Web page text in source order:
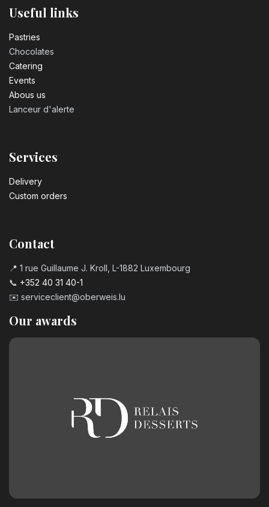
Useful links
Pastrie​s
Chocolates
Catering
Events
Abous us
Lanceur d'alerte
Services
Delivery
Custom orders
Contact
📍 1 rue Guillaume J. Kroll, L-1882 Luxembourg
📞 +352 40 31 40-1
✉️ serviceclient@oberweis.lu
Our awards